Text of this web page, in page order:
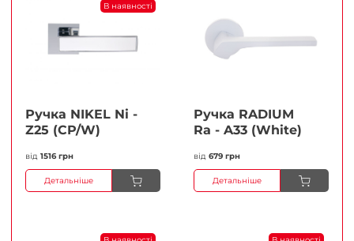
В наявності
Ручка NIKEL Ni -
Z25 (CP/W)
від 1516 грн
Детальніше
Ручка RADIUM
Ra - A33 (White)
від 679 грн
Детальніше